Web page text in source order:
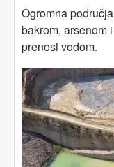
Ogromna
bakrom, arsenom
prenosi vodom.